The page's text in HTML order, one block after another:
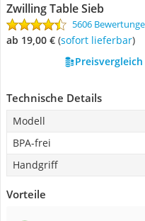
Zwilling Table Sieb
5606
ab 19,00 € ( Sofort lieferbar)
Technische Details
Modell
BPA-frei
Handgriff
Vorteile